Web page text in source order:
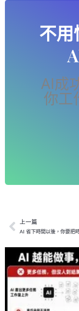
不用
AI成
你工
上一頁
上一篇